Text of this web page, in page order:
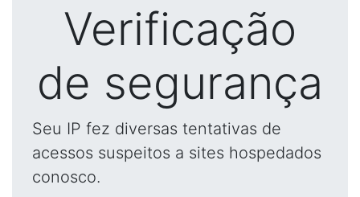
Verificação
de segurança
Seu IP fez diversas tentativas de
acessos suspeitos a sites hospedados
conosco.